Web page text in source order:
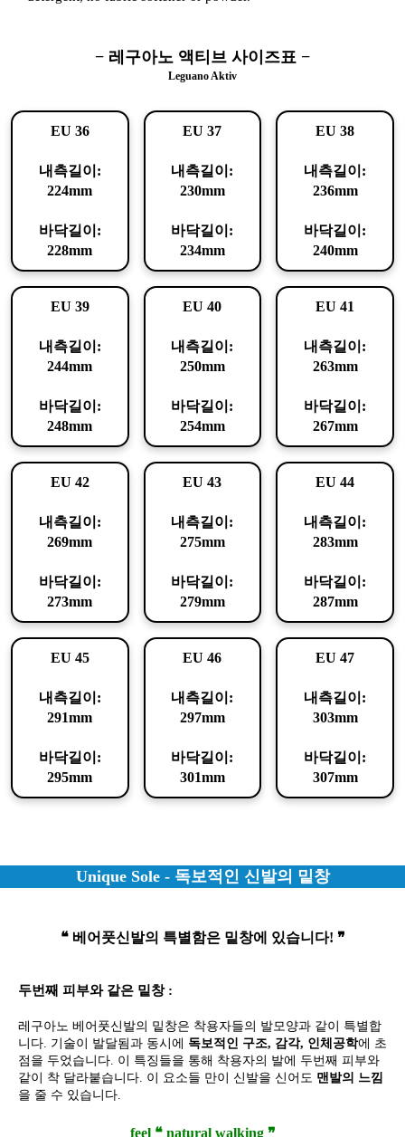
− 레구아노 액티브 사이즈표 −
Leguano Aktiv
EU 36
내측길이:
224mm
바닥길이:
228mm
EU 37
내측길이:
230mm
바닥길이:
234mm
EU 38
내측길이:
236mm
바닥길이:
240mm
EU 39
내측길이:
244mm
바닥길이:
248mm
EU 40
내측길이:
250mm
바닥길이:
254mm
EU 41
내측길이:
263mm
바닥길이:
267mm
EU 42
내측길이:
269mm
바닥길이:
273mm
EU 43
내측길이:
275mm
바닥길이:
279mm
EU 44
내측길이:
283mm
바닥길이:
287mm
EU 45
내측길이:
291mm
바닥길이:
295mm
EU 46
내측길이:
297mm
바닥길이:
301mm
EU 47
내측길이:
303mm
바닥길이:
307mm
Unique Sole - 독보적인 신발의 밑창
❝ 베어풋신발의 특별함은 밑창에 있습니다! ❞
두번째 피부와 같은 밑창 :
레구아노 베어풋신발의 밑창은 착용자들의 발모양과 같이 특별합
니다. 기술이 발달됨과 동시에 독보적인 구조, 감각, 인체공학에 초
점을 두었습니다. 이 특징들을 통해 착용자의 발에 두번째 피부와
같이 착 달라붙습니다. 이 요소들 만이 신발을 신어도 맨발의 느낌
을 줄 수 있습니다.
feel ❝ natural walking ❞